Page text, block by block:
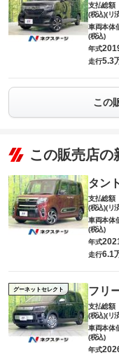
支払総額
(税込)(リ
車両本体
(税込)
年式
走行5.3
この
この販売店の
タント
支払総額
(税込)(リ
車両本体
(税込)
年式
走行6.1
グーネットセレクト フリ
支払総額
(税込)(リ
車両本体
(税込)
年式